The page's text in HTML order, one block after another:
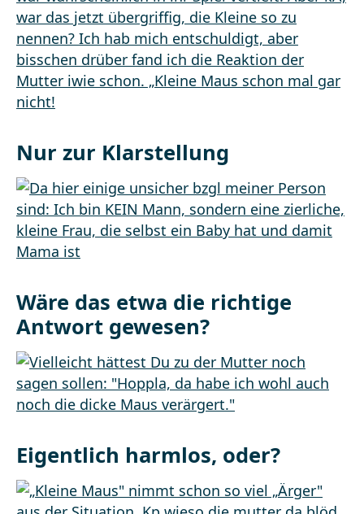
Nur zur Klarstellung
Wäre das etwa die richtige
Antwort gewesen?
Eigentlich harmlos, oder?